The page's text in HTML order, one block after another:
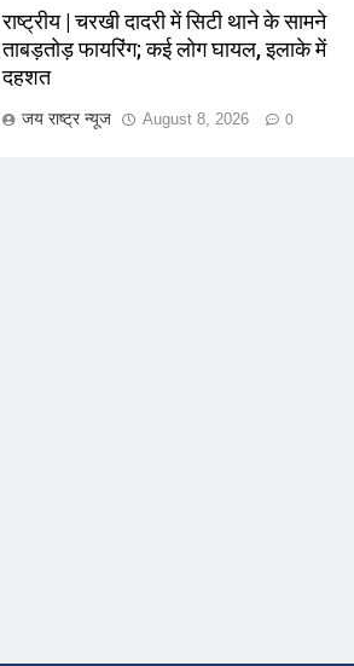
राष्ट्रीय | चरखी दादरी में सिटी थाने के सामने
ताबड़तोड़ फायरिंग; कई लोग घायल, इलाके में
दहशत
जय राष्ट्र न्यूज August 8, 2026 0